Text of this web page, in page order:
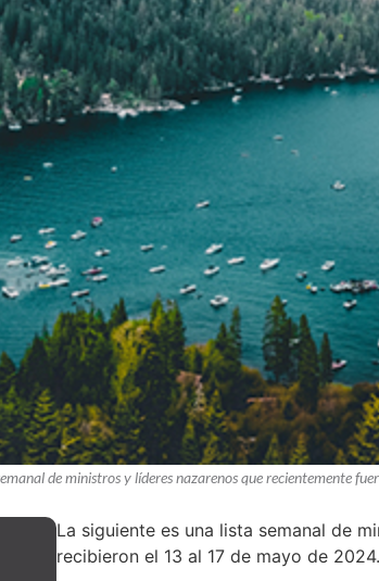
de ministros y líderes nazarenos que recientemente
La siguiente es una lista semanal de
recibieron el 13 al 17 de mayo de 2024.